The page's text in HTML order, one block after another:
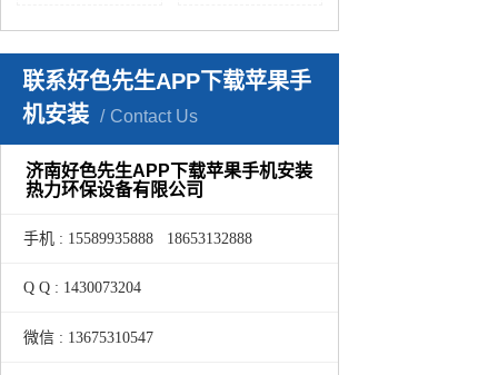
联系好色先生APP下载苹果手
机安装
Contact Us
济南好色先生APP下载苹果手机安装
热力环保设备有限公司
手机 : 15589935888 18653132888
Q Q : 1430073204
微信 : 13675310547